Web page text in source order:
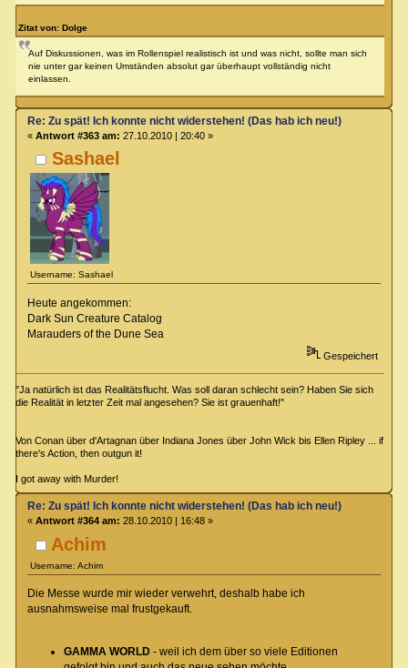
Zitat von: Dolge
Auf Diskussionen, was im Rollenspiel realistisch ist und was nicht, sollte man sich
nie unter gar keinen Umständen absolut gar überhaupt vollständig nicht
einlassen.
Sashael
Username: Sashael
Re: Zu spät! Ich konnte nicht widerstehen! (Das hab ich neu!)
« Antwort #363 am: 27.10.2010 | 20:40 »
Heute angekommen:
Dark Sun Creature Catalog
Marauders of the Dune Sea
Gespeichert
"Ja natürlich ist das Realitätsflucht. Was soll daran schlecht sein? Haben Sie sich
die Realität in letzter Zeit mal angesehen? Sie ist grauenhaft!"
Von Conan über d'Artagnan über Indiana Jones über John Wick bis Ellen Ripley ... if
there's Action, then outgun it!
I got away with Murder!
Achim
Username: Achim
Re: Zu spät! Ich konnte nicht widerstehen! (Das hab ich neu!)
« Antwort #364 am: 28.10.2010 | 16:48 »
Die Messe wurde mir wieder verwehrt, deshalb habe ich
ausnahmsweise mal frustgekauft.
GAMMA WORLD- weil ich dem über so viele Editionen